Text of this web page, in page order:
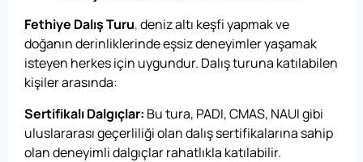
Fethiye Dalış Turu,deniz altı keşfi yapmak ve
doğanın derinliklerinde eşsiz deneyimler yaşamak
isteyen herkes için uygundur. Dalış turuna katılabilen
kişiler arasında:
Sertifikalı Dalgıçlar: Bu tura, PADI, CMAS, NAUI gibi
uluslararası geçerliliği olan dalış sertifikalarına sahip
olan deneyimli dalgıçlar rahatlıkla katılabilir.